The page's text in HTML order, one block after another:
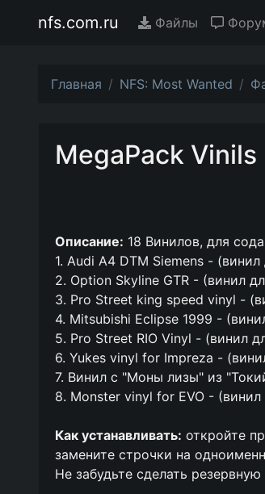
nfs.com.ru Файлы
Главная NFS: Most Wanted
MegaPack Vinils
Описание: 18 Винилов, для
1. Audi A4 DTM Siemens -
2. Option Skyline GTR - (винил
3. Pro Street king speed vinyl -
4. Mitsubishi Eclipse 1999 -
5. Pro Street RIO Vinyl - (винил
6. Yukes vinyl for Impreza -
7. Винил c "Моны лизы" из
8. Monster vinyl for EVO -
Как устанавливать: откройте
замените строчки на
Не забудьте сделать